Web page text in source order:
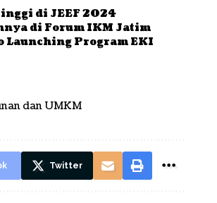
di JEEF 2024
di Forum IKM Jatim
Launching Program EKI
dan UMKM
Twitter